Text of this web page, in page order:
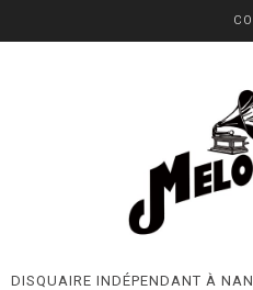
DISQUAIRE INDÉPENDANT À